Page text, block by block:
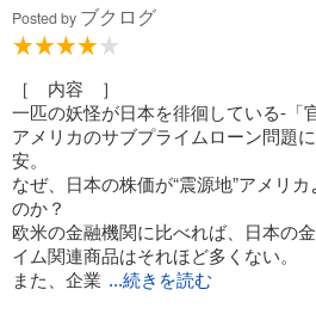
Posted by ブクログ
［ 内容 ］
一匹の妖怪が日本を徘徊している-「
アメリカのサブプライムローン問題
安。
なぜ、日本の株価が“震源地”アメリ
のか？
欧米の金融機関に比べれば、日本の
イム関連商品はそれほど多くない。
また、企業 ...続きを読む